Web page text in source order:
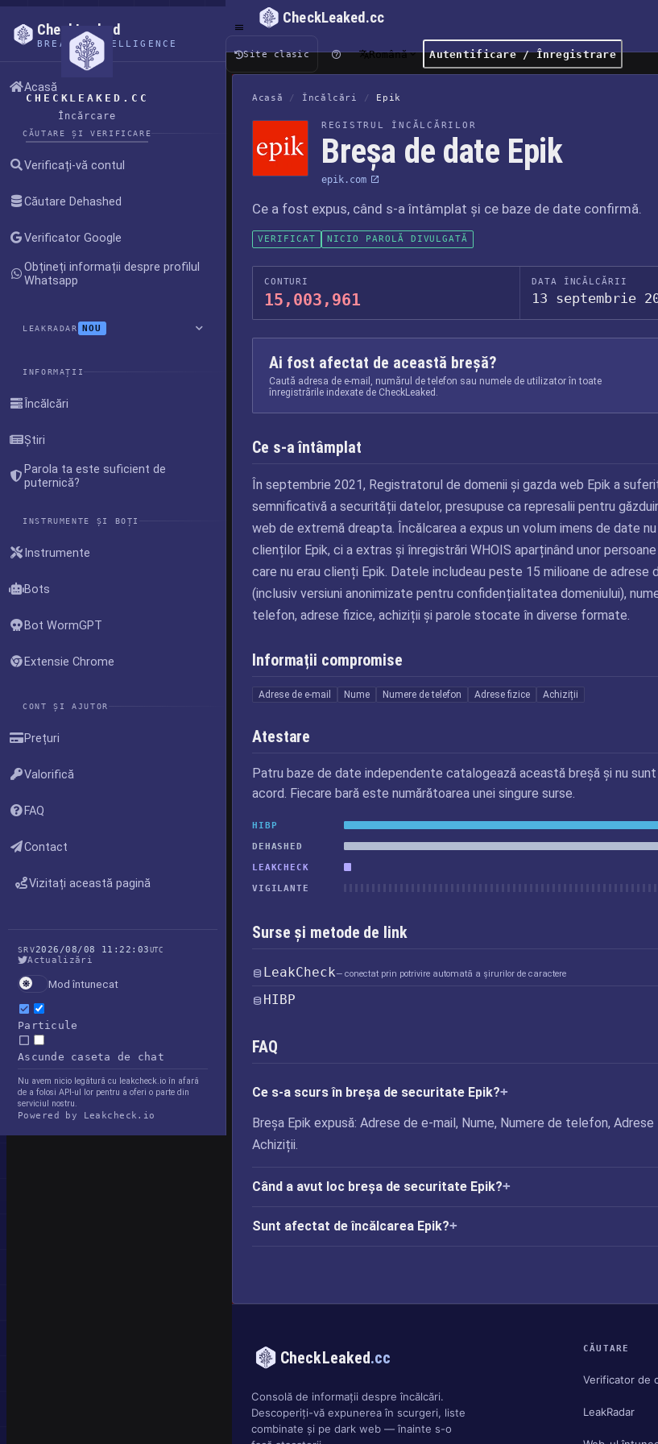
CHECKLEAKED.CC
Încărcare
CheckLeaked
BREACH INTELLIGENCE
Acasă
CĂUTARE ȘI VERIFICARE
Verificați-vă contul
Căutare Dehashed
Verificator Google
Obțineți informații despre profilul
Whatsapp
LEAKRADAR NOU
INFORMAȚII
Încălcări
Știri
Parola ta este suficient de
puternică?
INSTRUMENTE ȘI BOȚI
Instrumente
Bots
Bot WormGPT
Extensie Chrome
CONT ȘI AJUTOR
Prețuri
Valorifică
FAQ
Contact
Vizitați această pagină
SRV2026/08/08 11:22:03UTC
Actualizări
Mod întunecat
Particule
Ascunde caseta de chat
Nu avem nicio legătură cu leakcheck.io în afară
de a folosi API-ul lor pentru a oferi o parte din
serviciul nostru.
Powered by Leakcheck.io
CheckLeaked.cc
Site clasic Română Autentificare / Înregistrare
Acasă / Încălcări / Epik
REGISTRUL ÎNCĂLCĂRILOR
Breșa de date Epik
epik.com
Ce a fost expus, când s-a întâmplat și ce baze de date confirmă.
VERIFICAT NICIO PAROLĂ DIVULGATĂ
CONTURI
15,003,961
DATA ÎNCĂLCĂRII
13 septembrie
Ai fost afectat de această breșă?
Caută adresa de e-mail, numărul de telefon sau numele de utilizator în toate
înregistrările indexate de CheckLeaked.
Ce s-a întâmplat
În septembrie 2021, Registratorul de domenii și gazda web Epik a
semnificativă a securității datelor, presupuse ca represalii pentru
web de extremă dreapta. Încălcarea a expus un volum imens de date
clienților Epik, ci a extras și înregistrări WHOIS aparținând unor
care nu erau clienți Epik. Datele includeau peste 15 milioane de adrese
(inclusiv versiuni anonimizate pentru confidențialitatea domeniului),
telefon, adrese fizice, achiziții și parole stocate în diverse formate.
Informații compromise
Adrese de e-mail Nume Numere de telefon Adrese fizice Achiziții
Atestare
Patru baze de date independente catalogează această breșă și nu
acord. Fiecare bară este numărătoarea unei singure surse.
HIBP
DEHASHED
LEAKCHECK
VIGILANTE
Surse și metode de link
LeakCheck— conectat prin potrivire automată a șirurilor de caractere
HIBP
FAQ
Ce s-a scurs în breșa de securitate Epik?
Breșa Epik expusă: Adrese de e-mail, Nume, Numere de telefon,
Achiziții.
Când a avut loc breșa de securitate Epik?
Sunt afectat de încălcarea Epik?
CheckLeaked.cc
Consolă de informații despre încălcări.
Descoperiți-vă expunerea în scurgeri, liste
combinate și pe dark web — înainte s-o
CĂUTARE
Verificator de
LeakRadar